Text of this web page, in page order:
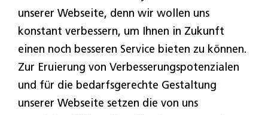
unserer Webseite, denn wir wollen uns
konstant verbessern, um Ihnen in Zukunft
einen noch besseren Service bieten zu können.
Zur Eruierung von Verbesserungspotenzialen
und für die bedarfsgerechte Gestaltung
unserer Webseite setzen die von uns